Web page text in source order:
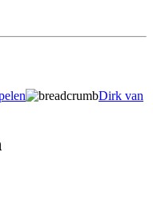
Dirk van